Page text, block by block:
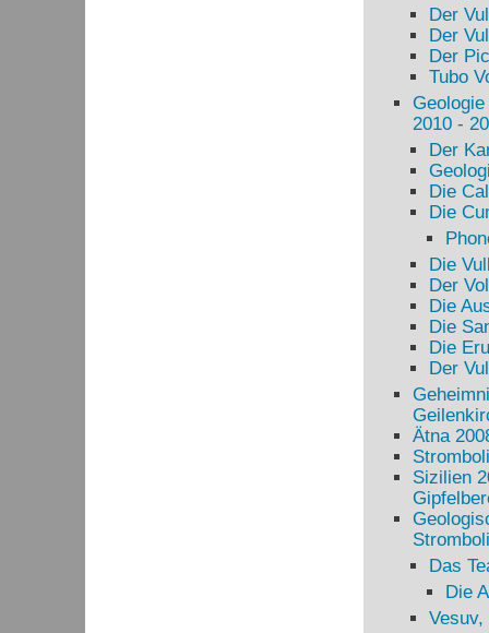
Der
Der
Der
Tubo
2010 -
Der
Die
Die
Die
Der
Die
Die
Die
Der
Ätna
Sizilien
Das
Die
Vesuv,